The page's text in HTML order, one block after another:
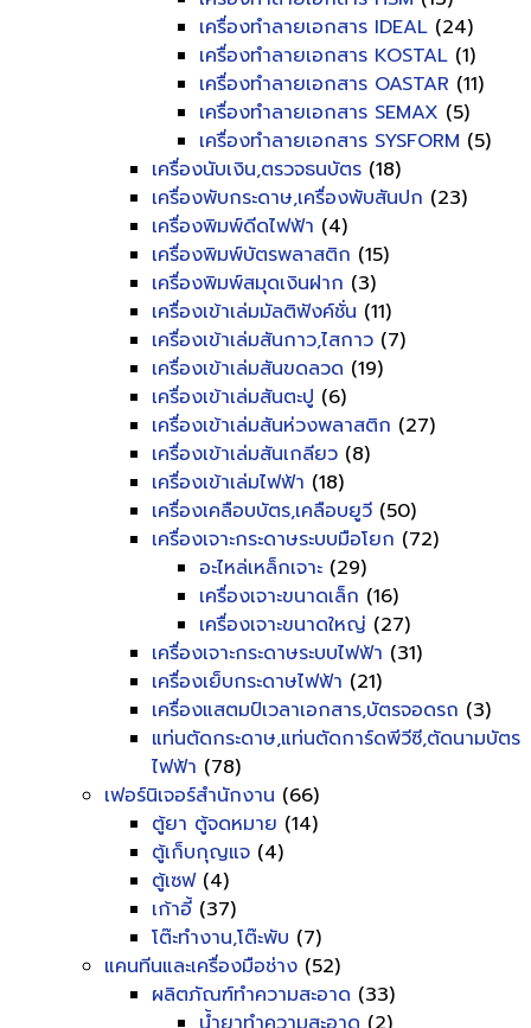
เครื่องทำลายเอกสาร IDEAL (24)
เครื่องทำลายเอกสาร KOSTAL (1)
เครื่องทำลายเอกสาร OASTAR (11)
เครื่องทำลายเอกสาร SEMAX (5)
เครื่องทำลายเอกสาร SYSFORM (5)
เครื่องนับเงิน,ตรวจธนบัตร (18)
เครื่องพับกระดาษ,เครื่องพับสันปก (23)
เครื่องพิมพ์ดีดไฟฟ้า (4)
เครื่องพิมพ์บัตรพลาสติก (15)
เครื่องพิมพ์สมุดเงินฝาก (3)
เครื่องเข้าเล่มมัลติฟังค์ชั่น (11)
เครื่องเข้าเล่มสันกาว,ไสกาว (7)
เครื่องเข้าเล่มสันขดลวด (19)
เครื่องเข้าเล่มสันตะปู (6)
เครื่องเข้าเล่มสันห่วงพลาสติก (27)
เครื่องเข้าเล่มสันเกลียว (8)
เครื่องเข้าเล่มไฟฟ้า (18)
เครื่องเคลือบบัตร,เคลือบยูวี (50)
เครื่องเจาะกระดาษระบบมือโยก (72)
อะไหล่เหล็กเจาะ (29)
เครื่องเจาะขนาดเล็ก (16)
เครื่องเจาะขนาดใหญ่ (27)
เครื่องเจาะกระดาษระบบไฟฟ้า (31)
เครื่องเย็บกระดาษไฟฟ้า (21)
เครื่องแสตมป์เวลาเอกสาร,บัตรจอดรถ (3)
แท่นตัดกระดาษ,แท่นตัดการ์ดพีวีซี,ตัดนามบัตร
ไฟฟ้า (78)
เฟอร์นิเจอร์สำนักงาน (66)
ตู้ยา ตู้จดหมาย (14)
ตู้เก็บกุญแจ (4)
ตู้เซฟ(4)
เก้าอี้ (37)
โต๊ะทำงาน,โต๊ะพับ (7)
แคนทีนและเครื่องมือช่าง (52)
ผลิตภัณฑ์ทำความสะอาด (33)